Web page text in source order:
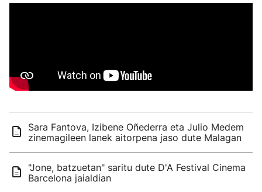
Sara Fantova, Izibene Oñederra eta Julio Medem
zinemagileen lanek aitorpena jaso dute Malagan
"Jone, batzuetan" saritu dute D'A Festival Cinema
Barcelona jaialdian